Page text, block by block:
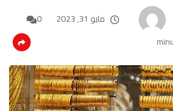
مايو 31, 2023
0